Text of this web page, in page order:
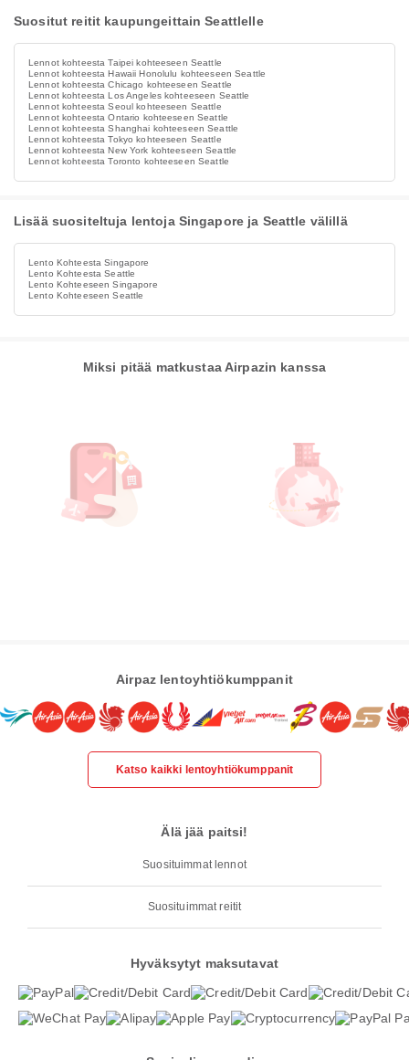
Suositut reitit kaupungeittain Seattlelle
Lennot kohteesta Taipei kohteeseen Seattle
Lennot kohteesta Hawaii Honolulu kohteeseen Seattle
Lennot kohteesta Chicago kohteeseen Seattle
Lennot kohteesta Los Angeles kohteeseen Seattle
Lennot kohteesta Seoul kohteeseen Seattle
Lennot kohteesta Ontario kohteeseen Seattle
Lennot kohteesta Shanghai kohteeseen Seattle
Lennot kohteesta Tokyo kohteeseen Seattle
Lennot kohteesta New York kohteeseen Seattle
Lennot kohteesta Toronto kohteeseen Seattle
Lisää suositeltuja lentoja Singapore ja Seattle välillä
Lento Kohteesta Singapore
Lento Kohteesta Seattle
Lento Kohteeseen Singapore
Lento Kohteeseen Seattle
Miksi pitää matkustaa Airpazin kanssa
Airpaz lentoyhtiökumppanit
Katso kaikki lentoyhtiökumppanit
Älä jää paitsi!
Suosituimmat lennot
Suosituimmat reitit
Hyväksytyt maksutavat